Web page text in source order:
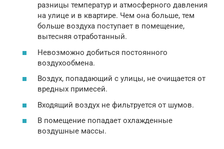
разницы температур и атмосферного давления
на улице и в квартире. Чем она больше, тем
больше воздуха поступает в помещение,
вытесняя отработанный.
Невозможно добиться постоянного
воздухообмена.
Воздух, попадающий с улицы, не очищается от
вредных примесей.
Входящий воздух не фильтруется от шумов.
В помещение попадает охлажденные
воздушные массы.